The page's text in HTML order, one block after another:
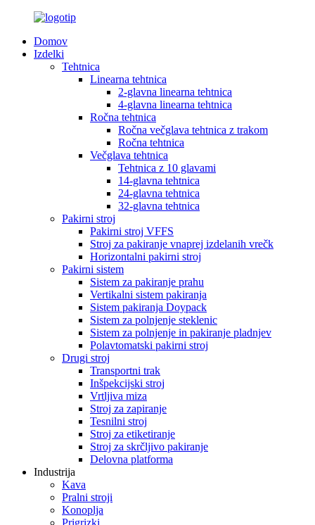
Domov
Izdelki
Tehtnica
Linearna tehtnica
2-glavna linearna tehtnica
4-glavna linearna tehtnica
Ročna tehtnica
Ročna večglava tehtnica z trakom
Ročna tehtnica
Večglava tehtnica
Tehtnica z 10 glavami
14-glavna tehtnica
24-glavna tehtnica
32-glavna tehtnica
Pakirni stroj
Pakirni stroj VFFS
Stroj za pakiranje vnaprej izdelanih vrečk
Horizontalni pakirni stroj
Pakirni sistem
Sistem za pakiranje prahu
Vertikalni sistem pakiranja
Sistem pakiranja Doypack
Sistem za polnjenje steklenic
Sistem za polnjenje in pakiranje pladnjev
Polavtomatski pakirni stroj
Drugi stroj
Transportni trak
Inšpekcijski stroj
Vrtljiva miza
Stroj za zapiranje
Tesnilni stroj
Stroj za etiketiranje
Stroj za skrčljivo pakiranje
Delovna platforma
Industrija
Kava
Pralni stroji
Konoplja
Prigrizki